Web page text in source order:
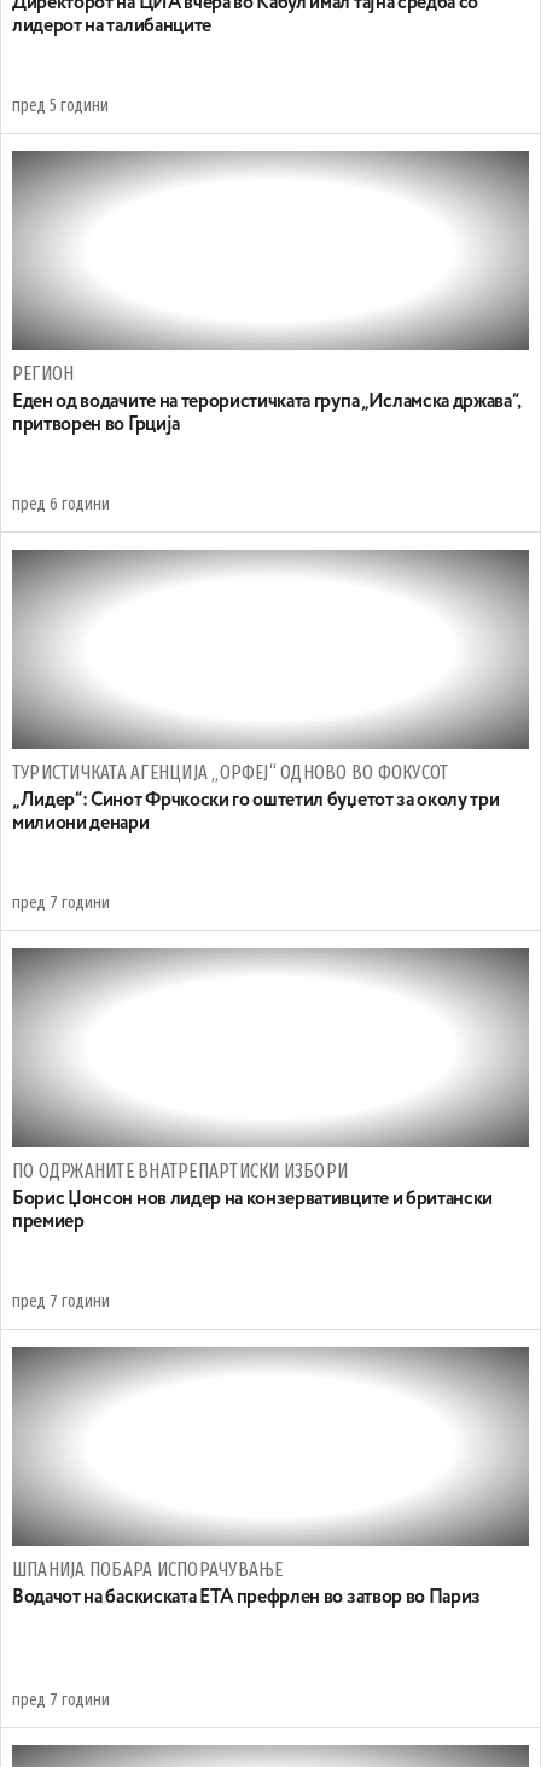
лидерот на талибанците
пред 5 години
РЕГИОН
Еден од водачите на терористичката група „Исламска држава“,
притворен во Грција
пред 6 години
ТУРИСТИЧКАТА АГЕНЦИЈА „ОРФЕЈ“ ОДНОВО ВО ФОКУСОТ
„Лидер“: Синот Фрчкоски го оштетил буџетот за околу три
милиони денари
пред 7 години
ПО ОДРЖАНИТЕ ВНАТРЕПАРТИСКИ ИЗБОРИ
Борис Џонсон нов лидер на конзервативците и британски
премиер
пред 7 години
ШПАНИЈА ПОБАРА ИСПОРАЧУВАЊЕ
Водачот на баскиската ЕТА префрлен во затвор во Париз
пред 7 години